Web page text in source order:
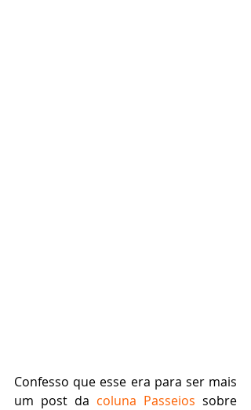
Confesso que esse era para ser mais
um post da coluna Passeios